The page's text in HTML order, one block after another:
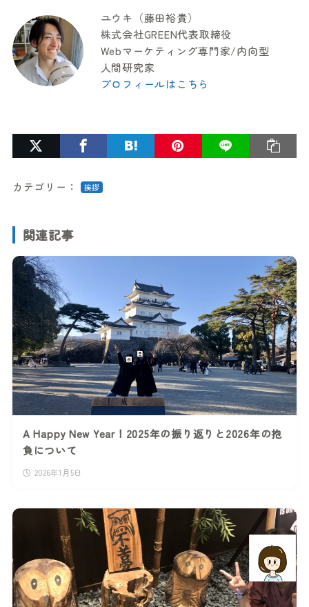
ユウキ（藤田裕貴）
株式会社GREEN代表取締役
Webマーケティング専門家/内向型
人間研究家
プロフィールはこちら
カテゴリー： 挨拶
関連記事
A Happy New Year！2025年の振り返りと2026年の抱
負について
2026年1月5日